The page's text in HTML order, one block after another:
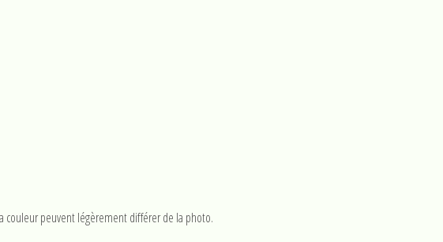
couleur peuvent légèrement différer de la photo.